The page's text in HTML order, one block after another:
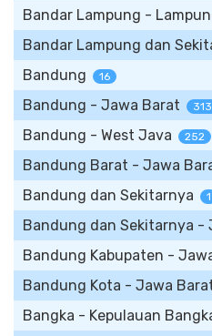
Bandar Lampung -
Bandar Lampung dan
Bandung 16
Bandung - Jawa Barat 313
Bandung - West Java 252
Bandung Barat - Jawa
Bandung dan Sekitarnya 1
Bandung dan Sekitarnya -
Bandung Kabupaten -
Bandung Kota - Jawa
Bangka - Kepulauan